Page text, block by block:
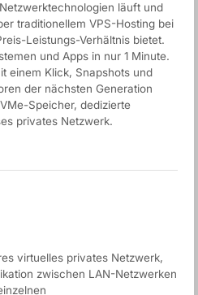
läuft und
traditionellem VPS-Hosting bei
Leistungs-Verhältnis bietet.
und Apps in nur 1 Minute.
einem Klick, Snapshots und
der nächsten Generation
Speicher, dedizierte
privates Netzwerk.
virtuelles privates Netzwerk,
zwischen LAN-Netzwerken